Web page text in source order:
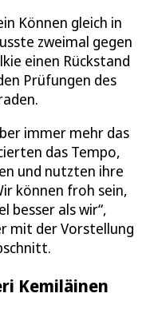
Können gleich in
zweimal gegen
einen Rückstand
Prüfungen des
immer mehr das
das Tempo,
und nutzten ihre
können froh sein,
besser als wir“,
mit der Vorstellung
Kemiläinen